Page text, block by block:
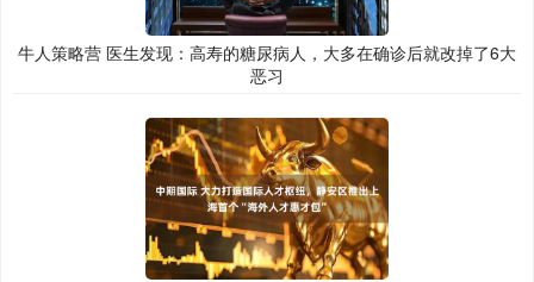
牛人策略营 医生发现：高寿的糖尿病人，大多在确诊后就改掉了6大
恶习